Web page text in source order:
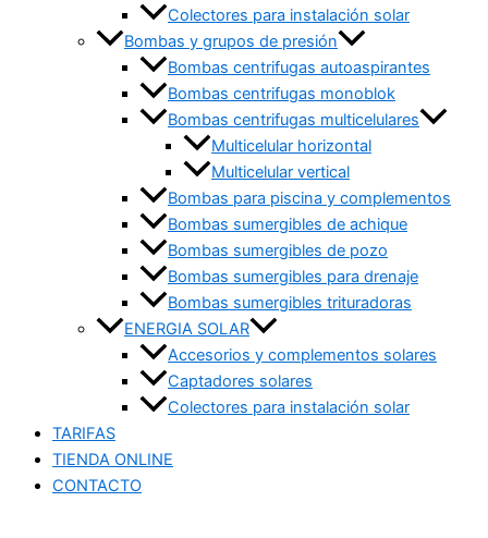
Colectores para instalación solar
Bombas y grupos de presión
Bombas centrifugas autoaspirantes
Bombas centrifugas monoblok
Bombas centrifugas multicelulares
Multicelular horizontal
Multicelular vertical
Bombas para piscina y complementos
Bombas sumergibles de achique
Bombas sumergibles de pozo
Bombas sumergibles para drenaje
Bombas sumergibles trituradoras
ENERGIA SOLAR
Accesorios y complementos solares
Captadores solares
Colectores para instalación solar
TARIFAS
TIENDA ONLINE
CONTACTO